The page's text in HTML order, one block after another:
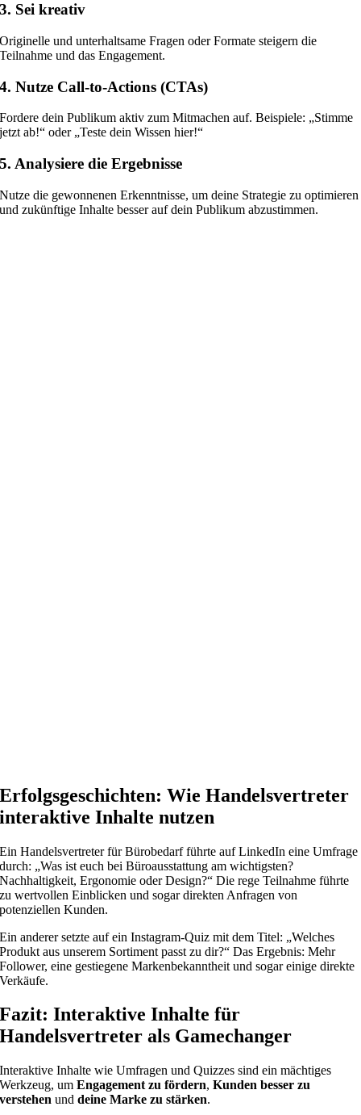
3. Sei kreativ
Originelle und unterhaltsame Fragen oder Formate steigern die
Teilnahme und das Engagement.
4. Nutze Call-to-Actions (CTAs)
Fordere dein Publikum aktiv zum Mitmachen auf. Beispiele: „Stimme
jetzt ab!“ oder „Teste dein Wissen hier!“
5. Analysiere die Ergebnisse
Nutze die gewonnenen Erkenntnisse, um deine Strategie zu optimieren
und zukünftige Inhalte besser auf dein Publikum abzustimmen.
Erfolgsgeschichten: Wie Handelsvertreter
interaktive Inhalte nutzen
Ein Handelsvertreter für Bürobedarf führte auf LinkedIn eine Umfrage
durch: „Was ist euch bei Büroausstattung am wichtigsten?
Nachhaltigkeit, Ergonomie oder Design?“ Die rege Teilnahme führte
zu wertvollen Einblicken und sogar direkten Anfragen von
potenziellen Kunden.
Ein anderer setzte auf ein Instagram-Quiz mit dem Titel: „Welches
Produkt aus unserem Sortiment passt zu dir?“ Das Ergebnis: Mehr
Follower, eine gestiegene Markenbekanntheit und sogar einige direkte
Verkäufe.
Fazit: Interaktive Inhalte für
Handelsvertreter als Gamechanger
Interaktive Inhalte wie Umfragen und Quizzes sind ein mächtiges
Werkzeug, umEngagement zu fördern,Kunden besser zu
verstehen unddeine Marke zu stärken.